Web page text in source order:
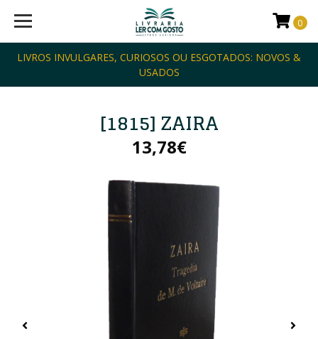
LIVROS INVULGARES, CURIOSOS OU ESGOTADOS: NOVOS &
USADOS
0
[1815] ZAIRA
13,78€